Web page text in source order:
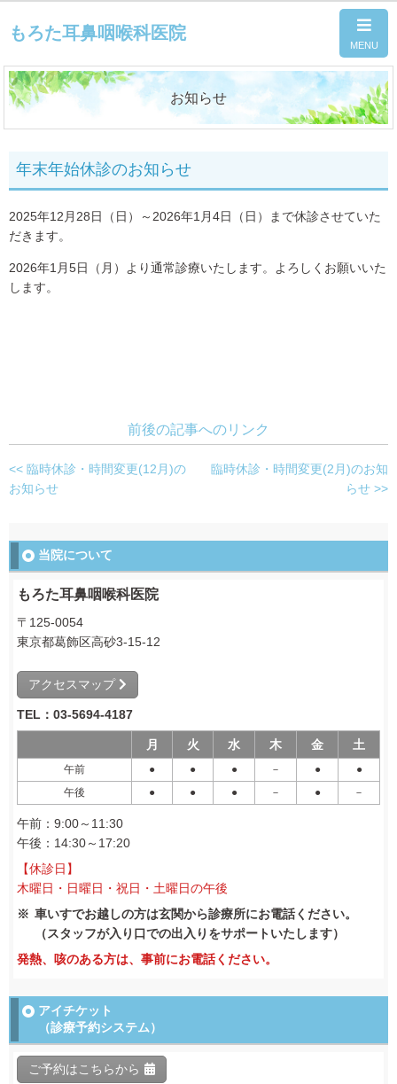
もろた耳鼻咽喉科医院
お知らせ
年末年始休診のお知らせ
2025年12月28日（日）～2026年1月4日（日）まで休診させていた
だきます。
2026年1月5日（月）より通常診療いたします。よろしくお願いいた
します。
前後の記事へのリンク
<< 臨時休診・時間変更(12月)の
お知らせ
臨時休診・時間変更(2月)のお知
らせ >>
当院について
もろた耳鼻咽喉科医院
〒125-0054
東京都葛飾区高砂3-15-12
アクセスマップ
TEL：03-5694-4187
月 火 水 木 金 土
午前 ● ● ● － ●
●
午後
● ● ● － ● －
午前：9:00～11:30
午後：14:30～17:20
【休診日】
木曜日・日曜日・祝日・土曜日の午後
車いすでお越しの方は玄関から診療所にお電話ください。
（スタッフが入り口での出入りをサポートいたします）
発熱、咳のある方は、事前にお電話ください。
アイチケット
（診療予約システム）
ご予約はこちらから